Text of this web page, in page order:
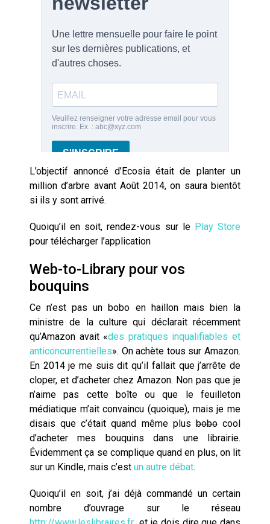
L’objectif annoncé d’Ecosia était de planter un
million d’arbre avant Août 2014, on saura bientôt
si ils y sont arrivé.
Quoiqu’il en soit, rendez-vous sur le Play Store
pour télécharger l’application
Web-to-Library pour vos
bouquins
Ce n’est pas un bobo en haillon mais bien la
ministre de la culture qui déclarait récemment
qu’Amazon avait«des pratiques inqualifiables et
anticoncurrentielles». On achète tous sur Amazon.
En 2014 je me suis dit qu’il fallait que j’arrête de
cloper, et d’acheter chez Amazon. Non pas que je
n’aime pas cette boîte ou que le feuilleton
médiatique m’ait convaincu (quoique), mais je me
disais que c’était quand même plusbobocool
d’acheter mes bouquins dans une librairie.
Évidemment ça se complique quand en plus, on lit
sur un Kindle, mais c’est un autre débat.
Quoiqu’il en soit, j’ai déjà commandé un certain
nombre d’ouvrage sur le réseau